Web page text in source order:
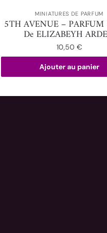
MINIATURES DE PARFUM
5TH AVENUE –
De ELIZABEYH
10,50 €
Ajouter au panier